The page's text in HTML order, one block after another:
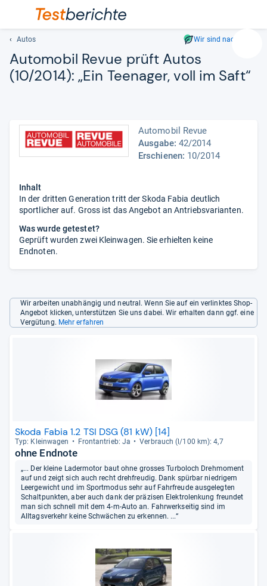
Sie
sich
Autos Wir sind nachhaltig
Auto­mo­bil Revue prüft Autos
(10/2014): „Ein Tee­na­ger, voll im Saft“
Automobil Revue
Ausgabe: 42/2014
Erschienen: 10/2014
Inhalt
In der dritten Generation tritt der Skoda Fabia deutlich
sportlicher auf. Gross ist das Angebot an Antriebsvarianten.
Was wurde getestet?
Geprüft wurden zwei Kleinwagen. Sie erhielten keine
Endnoten.
Wir arbeiten unabhängig und neutral. Wenn Sie auf ein verlinktes Shop-
Angebot klicken, unterstützen Sie uns dabei. Wir erhalten dann ggf. eine
Vergütung. Mehr erfahren
Skoda Fabia 1.2 TSI DSG (81 kW) [14]
Typ: Klein­wa­gen Front­an­trieb: Ja Ver­brauch (l/100 km): 4,7
ohne Endnote
„... Der kleine Ladermotor baut ohne grosses Turboloch Drehmoment
auf und zeigt sich auch recht drehfreudig. Dank spürbar niedrigem
Leergewicht und im Sportmodus sehr auf Fahrfreude ausgelegten
Schaltpunkten, aber auch dank der präzisen Elektrolenkung freundet
man sich schnell mit dem 4-m-Auto an. Fahrwerkseitig sind im
Alltagsverkehr keine Schwächen zu erkennen. ...“